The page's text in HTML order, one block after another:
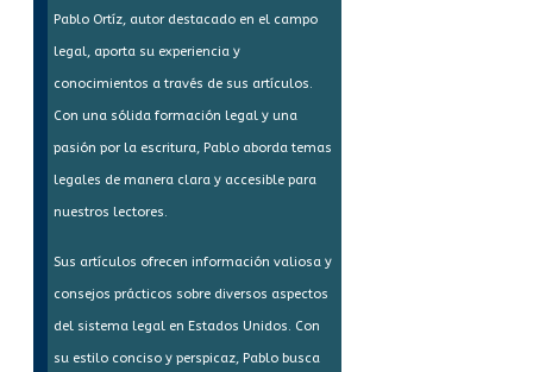
Pablo Ortíz, autor destacado en el campo
legal, aporta su experiencia y
conocimientos a través de sus artículos.
Con una sólida formación legal y una
pasión por la escritura, Pablo aborda temas
legales de manera clara y accesible para
nuestros lectores.
Sus artículos ofrecen información valiosa y
consejos prácticos sobre diversos aspectos
del sistema legal en Estados Unidos. Con
su estilo conciso y perspicaz, Pablo busca